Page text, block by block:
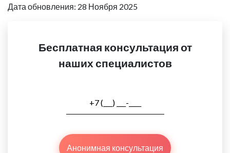
Дата обновления: 28 Ноября 2025
Бесплатная консультация от
наших специалистов
Анонимная консультация